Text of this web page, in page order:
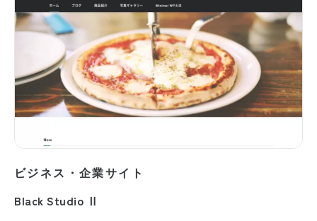
ビジネス・企業サイト
Black Studio Ⅱ